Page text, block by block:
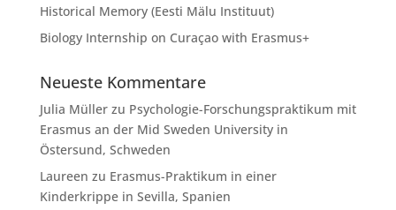
Historical Memory (Eesti Mälu Instituut)
Biology Internship on Curaçao with Erasmus+
Neueste Kommentare
Julia Müllerzu Psychologie-Forschungspraktikum mit
Erasmus an der Mid Sweden University in
Östersund, Schweden
Laureen zu Erasmus-Praktikum in einer
Kinderkrippe in Sevilla, Spanien